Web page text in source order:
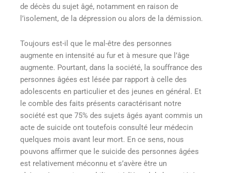
de décès du sujet âgé, notamment en raison de
l’isolement, de la dépression ou alors de la démission.
Toujours est-il que le mal-être des personnes
augmente en intensité au fur et à mesure que l’âge
augmente. Pourtant, dans la société, la souffrance des
personnes âgées est lésée par rapport à celle des
adolescents en particulier et des jeunes en général . Et
le comble des faits présents caractérisant notre
société est que 75% des sujets âgés ayant commis un
acte de suicide ont toutefois consulté leur médecin
quelques mois avant leur mort. En ce sens, nous
pouvons affirmer que le suicide des personnes âgées
est relativement méconnu et s’avère être un